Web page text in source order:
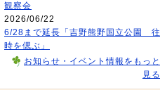
観察会
2026/06/22
6/28まで延長「吉野熊野国立公園 往
時を偲ぶ」
お知らせ・イベント情報をもっと
見る